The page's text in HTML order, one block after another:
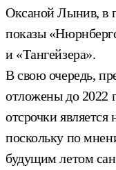
Оксаной Лынив, в
показы
и «Тангейзера».
В свою очередь,
отложены до 2022
отсрочки
поскольку по
будущим летом